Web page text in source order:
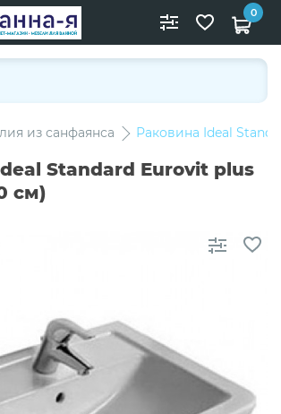
0
из санфаянса Раковина Ideal
Standard Eurovit plus
см)